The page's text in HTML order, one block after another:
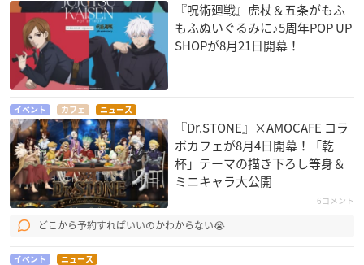
『呪術廻戦』虎杖＆五条がもふ
もふぬいぐるみに♪5周年POP UP
SHOPが8月21日開幕！
イベント カフェ ニュース
『Dr.STONE』×AMOCAFE コラ
ボカフェが8月4日開幕！「乾
杯」テーマの描き下ろし等身＆
ミニキャラ大公開
6コメント
どこから予約すればいいのかわからない😭
イベント ニュース